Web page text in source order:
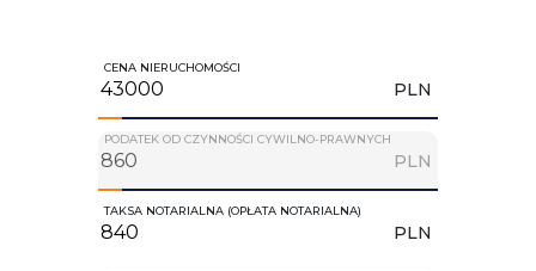
CENA NIERUCHOMOŚCI
PLN
PODATEK OD CZYNNOŚCI CYWILNO-PRAWNYCH
PLN
TAKSA NOTARIALNA (OPŁATA NOTARIALNA)
PLN